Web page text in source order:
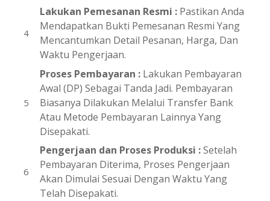
Lakukan Pemesanan Resmi :Pastikan Anda
Mendapatkan Bukti Pemesanan Resmi Yang
Mencantumkan Detail Pesanan, Harga, Dan
Waktu Pengerjaan.
Proses Pembayaran :Lakukan Pembayaran
Awal (DP) Sebagai Tanda Jadi. Pembayaran
Biasanya Dilakukan Melalui Transfer Bank
Atau Metode Pembayaran Lainnya Yang
Disepakati.
Pengerjaan dan Proses Produksi :Setelah
Pembayaran Diterima, Proses Pengerjaan
Akan Dimulai Sesuai Dengan Waktu Yang
Telah Disepakati.